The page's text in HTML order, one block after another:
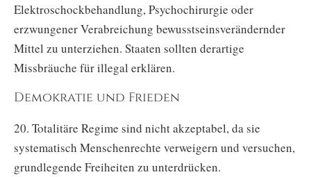
Elektroschockbehandlung, Psychochirurgie oder
erzwungener Verabreichung bewusstseinsverändernder
Mittel zu unterziehen. Staaten sollten derartige
Missbräuche für illegal erklären.
Demokratie und Frieden
20. Totalitäre Regime sind nicht akzeptabel, da sie
systematisch Menschenrechte verweigern und versuchen,
grundlegende Freiheiten zu unterdrücken.